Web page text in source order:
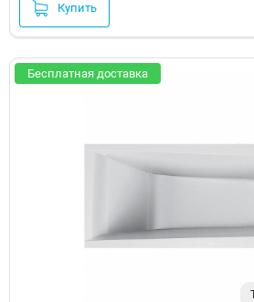
Купить
Бесплатная доставка